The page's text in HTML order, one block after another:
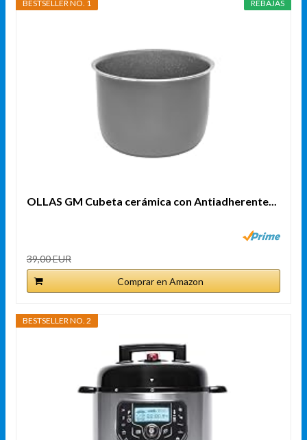
REBAJAS
BESTSELLER NO. 1
OLLAS GM Cubeta cerámica con Antiadherente...
39,00 EUR
Comprar en Amazon
BESTSELLER NO. 2